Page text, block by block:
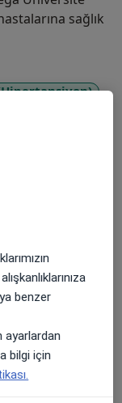
sağlık
benzer
ayarlardan
bilgi için